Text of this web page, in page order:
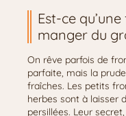
Est-ce
manger du
On rêve parfois de
parfaite, mais la
fraîches. Les petits
herbes sont à laisser
persillées. Leur